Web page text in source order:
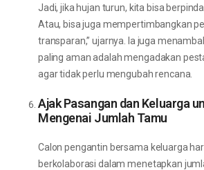
Jadi, jika hujan turun, kita bisa
Atau, bisa juga mempertimbangkan
transparan,” ujarnya. Ia juga
paling aman adalah mengadakan
agar tidak perlu mengubah rencana.
Ajak Pasangan dan Keluarga
Mengenai Jumlah Tamu
Calon pengantin bersama keluarga
berkolaborasi dalam menetapkan